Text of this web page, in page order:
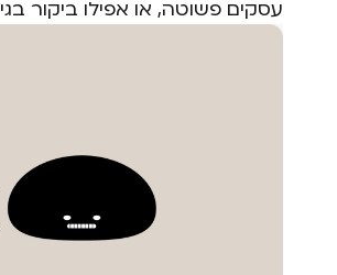
עסקים פשוטה, או אפילו ביקור